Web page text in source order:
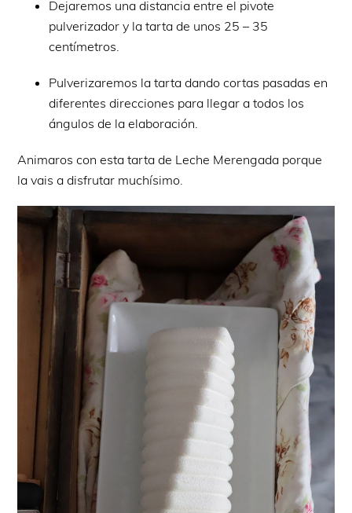
Dejaremos una distancia entre el pivote
pulverizador y la tarta de unos 25 – 35
centímetros.
Pulverizaremos la tarta dando cortas pasadas en
diferentes direcciones para llegar a todos los
ángulos de la elaboración.
Animaros con esta tarta de Leche Merengada porque
la vais a disfrutar muchísimo.